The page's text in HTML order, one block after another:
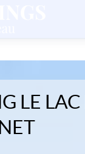
LE LAC